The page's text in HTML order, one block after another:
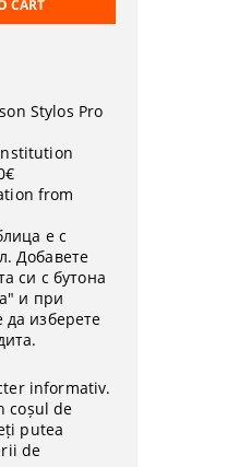
Stylos Pro
from
е с
Добавете
си с бутона
и при
изберете
informativ.
coșul de
putea
de